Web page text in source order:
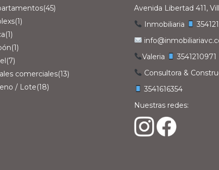
(45)
(1)
(1)
(1)
(7)
comerciales(13)
/ Lote(18)
Avenida Libertad 411,
Inmobiliaria
Valeria
3541210971‎
Consultora &
3541616354
Nuestras redes: